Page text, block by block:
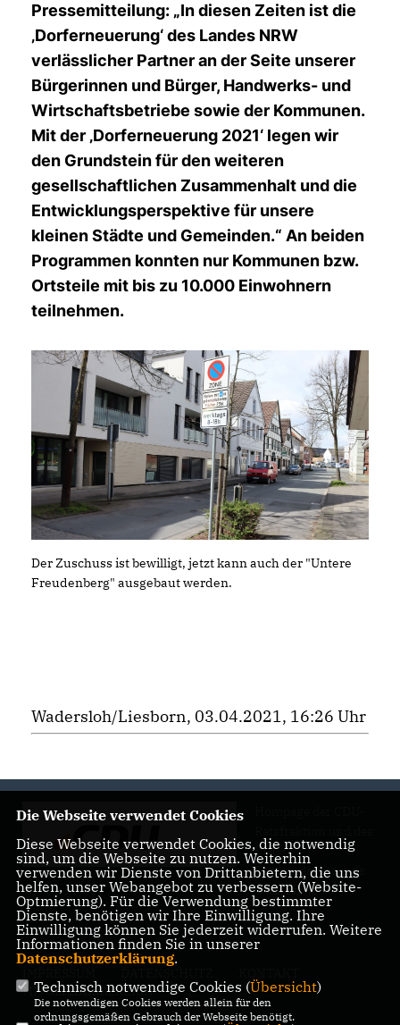
Pressemitteilung: „In diesen Zeiten ist die
Dorferneuerung‘ des Landes NRW
verlässlicher Partner an der Seite unserer
Bürgerinnen und Bürger, Handwerks- und
Wirtschaftsbetriebe sowie der Kommunen.
Mit der ‚Dorferneuerung 2021‘ legen wir
den Grundstein für den weiteren
gesellschaftlichen Zusammenhalt und die
Entwicklungsperspektive für unsere
kleinen Städte und Gemeinden.“ An beiden
Programmen konnten nur Kommunen bzw.
Ortsteile mit bis zu 10.000 Einwohnern
teilnehmen.
Der Zuschuss ist bewilligt, jetzt kann auch der "Untere
Freudenberg" ausgebaut werden.
Wadersloh/Liesborn, 03.04.2021, 16:26 Uhr
CDU-
Gemeindeverbands
Wadersloh
MITGLIEDERBEREICH
Die Webseite verwendet Cookies
Diese Webseite verwendet Cookies, die notwendig
sind, um die Webseite zu nutzen. Weiterhin
verwenden wir Dienste von Drittanbietern, die uns
helfen, unser Webangebot zu verbessern (Website-
Optmierung). Für die Verwendung bestimmter
Dienste, benötigen wir Ihre Einwilligung. Ihre
Einwilligung können Sie jederzeit widerrufen. Weitere
Informationen finden Sie in unserer
Datenschutzerklärung.
Technisch notwendige Cookies (Übersicht)
Die notwendigen Cookies werden allein für den
ordnungsgemäßen Gebrauch der Webseite benötigt.